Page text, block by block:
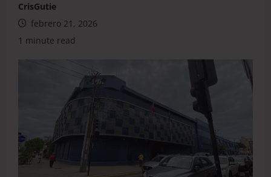
CrisGutie
febrero 21, 2026
1 minute read